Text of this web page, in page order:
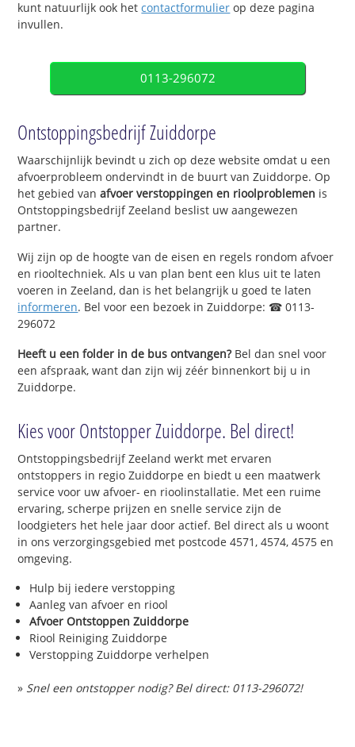
kunt natuurlijk ook hetcontactformulier op deze pagina
invullen.
0113-296072
Ontstoppingsbedrijf Zuiddorpe
Waarschijnlijk bevindt u zich op deze website omdat u een
afvoerprobleem ondervindt in de buurt van Zuiddorpe. Op
het gebied vanafvoer verstoppingen en rioolproblemen is
Ontstoppingsbedrijf Zeeland beslist uw aangewezen
partner.
Wij zijn op de hoogte van de eisen en regels rondom afvoer
en riooltechniek. Als u van plan bent een klus uit te laten
voeren in Zeeland, dan is het belangrijk u goed te laten
informeren. Bel voor een bezoek in Zuiddorpe: ☎ 0113-
296072
Heeft u een folder in de bus ontvangen?Bel dan snel voor
een afspraak, want dan zijn wij zéér binnenkort bij u in
Zuiddorpe.
Kies voor Ontstopper Zuiddorpe. Bel direct!
Ontstoppingsbedrijf Zeeland werkt met ervaren
ontstoppers in regio Zuiddorpe en biedt u een maatwerk
service voor uw afvoer- en rioolinstallatie. Met een ruime
ervaring, scherpe prijzen en snelle service zijn de
loodgieters het hele jaar door actief. Bel direct als u woont
in ons verzorgingsgebied met postcode 4571, 4574, 4575 en
omgeving.
Hulp bij iedere verstopping
Aanleg van afvoer en riool
Afvoer Ontstoppen Zuiddorpe
Riool Reiniging Zuiddorpe
Verstopping Zuiddorpe verhelpen
» Snel een ontstopper nodig? Bel direct: 0113-296072!